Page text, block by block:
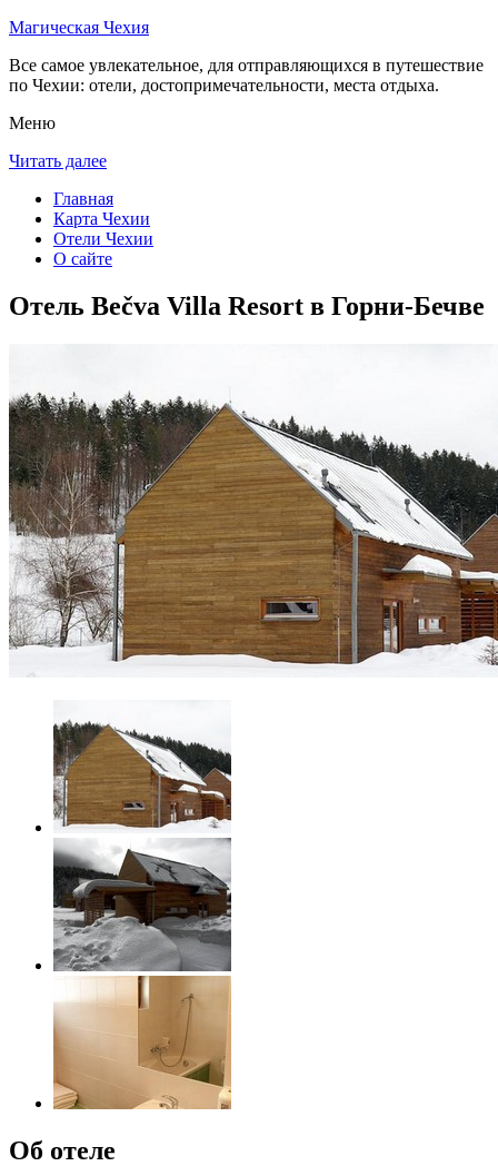
Магическая Чехия
Все самое увлекательное, для отправляющихся в путешествие
по Чехии: отели, достопримечательности, места отдыха.
Меню
Читать далее
Главная
Карта Чехии
Отели Чехии
О сайте
Отель Bečva Villa Resort в Горни-Бечве
Об отеле